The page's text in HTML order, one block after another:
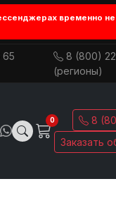
временно не
65
8 (800)
(регионы)
0
8
Заказать